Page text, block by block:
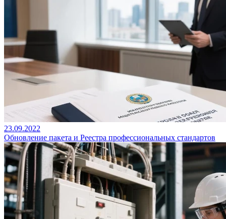
23.09.2022
Обновление пакета и Реестра профессиональных стандартов